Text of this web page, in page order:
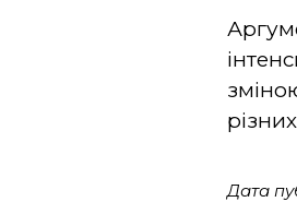
Дата